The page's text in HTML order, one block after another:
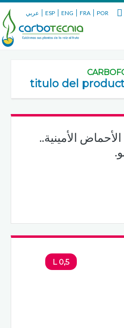
عربي ESP ENG FRA POR
titulo del
الأمينية..
0,5 L